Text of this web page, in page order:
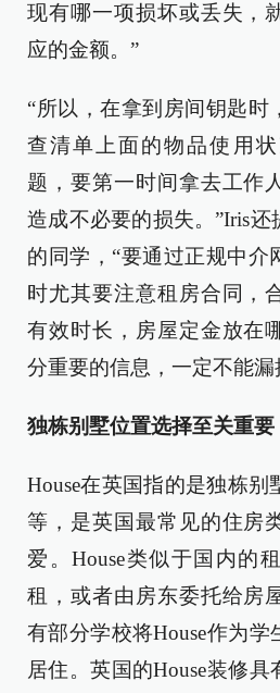
现有哪一项损坏或丢失，
应的金额。”
“所以，在拿到房间钥匙时
查清单上面的物品使用
题，要第一时间拿去工作
造成不必要的损失。”Iris
的同学，“要通过正规中介
时尤其要注意租房合同，
有效时长，房屋定金放在
分重要的信息，一定不能漏
独栋别墅位置选择至关重要
House在英国指的是独栋别
等，是英国最常见的住房
爱。House类似于国内的
租，或者由房东委托给房
有部分学校将House作为学
居住。英国的House装修具